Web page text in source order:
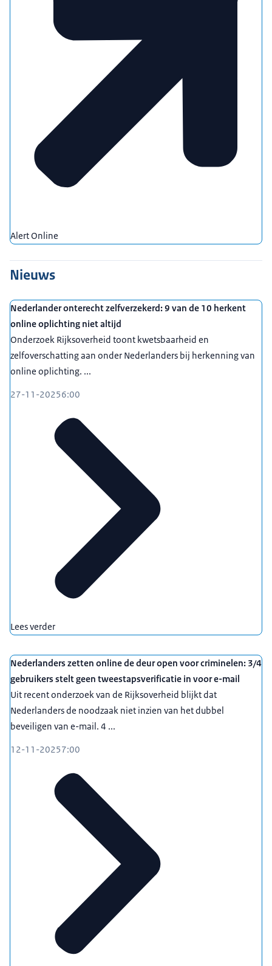
Alert Online
Nieuws
Nederlander onterecht zelfverzekerd: 9 van de 10 herkent
online oplichting niet altijd
Onderzoek Rijksoverheid toont kwetsbaarheid en
zelfoverschatting aan onder Nederlanders bij herkenning van
online oplichting. ...
27-11-20256:00
Lees verder
Nederlanders zetten online de deur open voor criminelen: 3/4
gebruikers stelt geen tweestapsverificatie in voor e-mail
Uit recent onderzoek van de Rijksoverheid blijkt dat
Nederlanders de noodzaak niet inzien van het dubbel
beveiligen van e-mail. 4 ...
12-11-20257:00